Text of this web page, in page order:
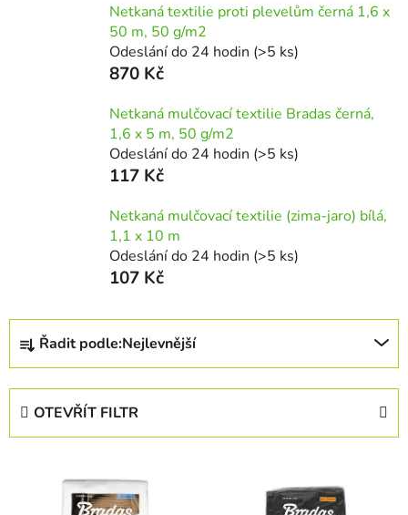
Netkaná textilie proti plevelům černá 1,6 x
50 m, 50 g/m2
Odeslání do 24 hodin (>5 ks)
870 Kč
Netkaná mulčovací textilie Bradas černá,
1,6 x 5 m, 50 g/m2
Odeslání do 24 hodin (>5 ks)
117 Kč
Netkaná mulčovací textilie (zima-jaro) bílá,
1,1 x 10 m
Odeslání do 24 hodin (>5 ks)
107 Kč
Ř
z
Řadit podle:Nejlevnější
OTEVŘÍT FILTR